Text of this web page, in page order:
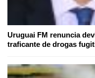
Uruguai FM renuncia
traficante de drogas